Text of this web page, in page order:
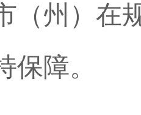
（州）在
保障。